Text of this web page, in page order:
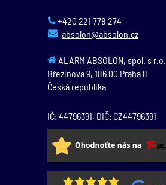
+420 221 778 274
absolon@absolon.cz
ALARM ABSOLON, spol. s r.o.
Březinova 9, 186 00 Praha 8
Česká republika
IČ: 44796391, DIČ: CZ44796391